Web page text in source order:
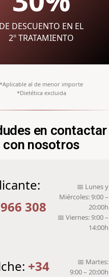
posts
DE DESCUENTO EN EL
2º TRATAMIENTO
*Aplicable al de menor importe
*Dietética excluida
en contactar
con nosotros
308
📅 Lunes y
Miércoles: 9:00 –
20:00h
📅 Viernes: 9:00 –
14:00h
+34
📅 Martes:
9:00 – 20:00h